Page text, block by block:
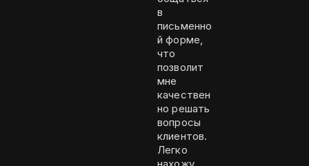
в
письменно
й форме,
что
позволит
мне
качествен
но решать
вопросы
клиентов.
Легко